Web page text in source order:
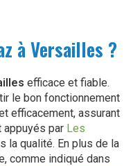
à Versailles ?
efficace et fiable.
le bon fonctionnement
efficacement, assurant
par Les
la qualité. En plus de la
comme indiqué dans